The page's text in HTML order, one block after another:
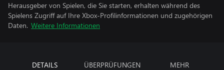
Herausgeber von Spielen, die Sie starten, erhalten während des
Spielens Zugriff auf Ihre Xbox-Profilinformationen und zugehörigen
Daten. Weitere Informationen
DETAILS ÜBERPRÜFUNGEN MEHR